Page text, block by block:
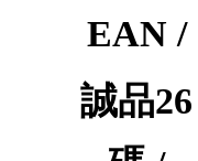
EAN /
誠品26